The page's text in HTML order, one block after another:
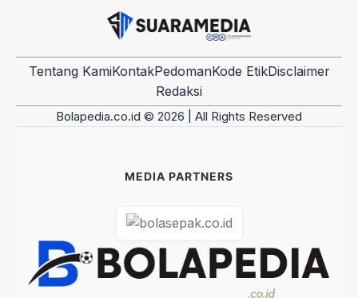
Tentang KamiKontakPedomanKode EtikDisclaimer
Redaksi
Bolapedia.co.id © 2026 | All Rights Reserved
MEDIA PARTNERS